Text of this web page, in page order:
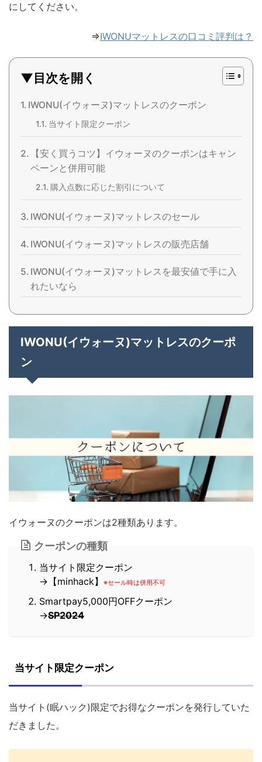
にしてください。
⇒IWONUマットレスの口コミ評判は？
▼目次を開く
IWONU(イウォーヌ)マットレスのクーポン
当サイト限定クーポン
【安く買うコツ】イウォーヌのクーポンはキャン
ペーンと併用可能
購入点数に応じた割引について
IWONU(イウォーヌ)マットレスのセール
IWONU(イウォーヌ)マットレスの販売店舗
IWONU(イウォーヌ)マットレスを最安値で手に入
れたいなら
IWONU(イウォーヌ)マットレスのクーポ
ン
イウォーヌのクーポンは2種類あります。
クーポンの種類
当サイト限定クーポン
→【minhack】
※セール時は併用不可
Smartpay5,000円OFFクーポン
→SP2024
当サイト限定クーポン
当サイト(眠ハック)限定でお得なクーポンを発行していた
だきました。